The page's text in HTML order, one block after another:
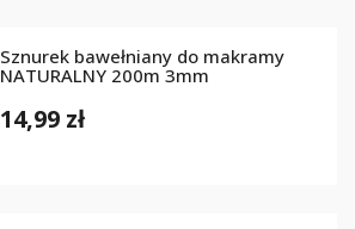
Sznurek bawełniany do makramy
NATURALNY 200m 3mm
14,99 zł